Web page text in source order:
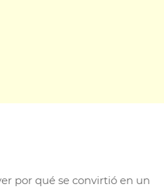
por qué se convirtió en un